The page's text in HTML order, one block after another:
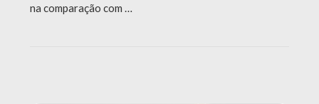
na comparação com …